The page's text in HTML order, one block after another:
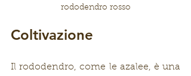
rododendro rosso
Coltivazione
Il rododendro, come le azalee, è una